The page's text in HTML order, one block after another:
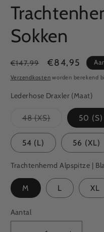
Sokken
Normale
prijs
€147,99 €84,95
Verzendkosten worden berekend
Lederhose Draxler (Maat)
48 (XS)
Variant
uitverkocht
of
niet
beschikbaar
50 (S)
54 (L) 56 (XL)
Trachtenhemd Alpspitze |
M L XL
Aantal